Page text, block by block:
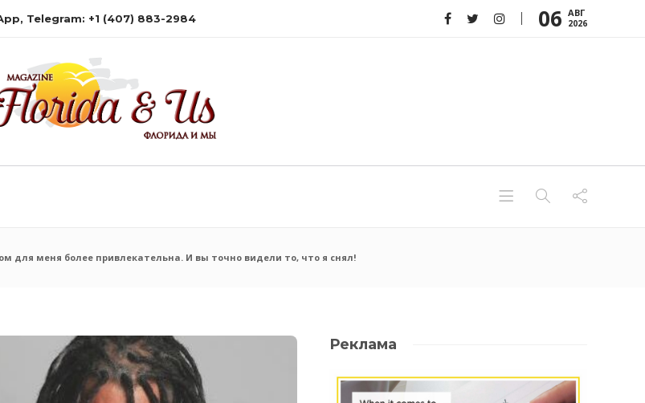
Telegram: +1 (407) 883-2984 06 АВГ
2026
для меня более привлекательна. И вы точно видели то, что я снял!
Реклама